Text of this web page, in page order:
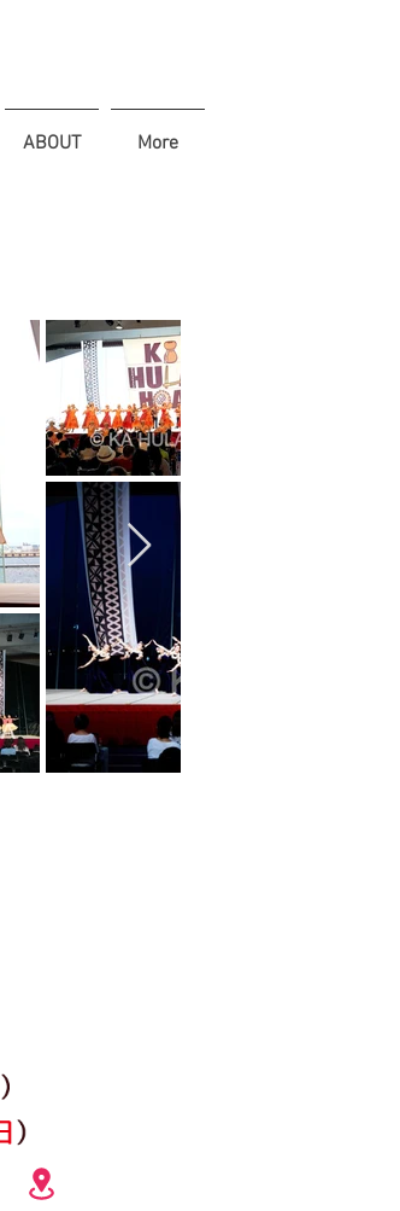
ABOUT More